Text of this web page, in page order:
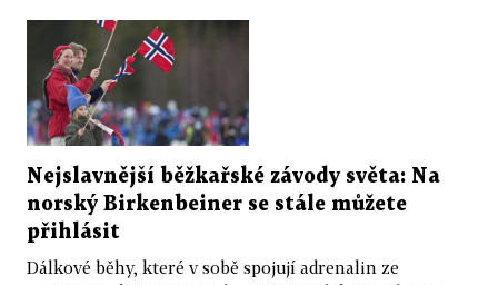
Nejslavnější běžkařské závody světa: Na
norský Birkenbeiner se stále můžete
přihlásit
Dálkové běhy, které v sobě spojují adrenalin ze